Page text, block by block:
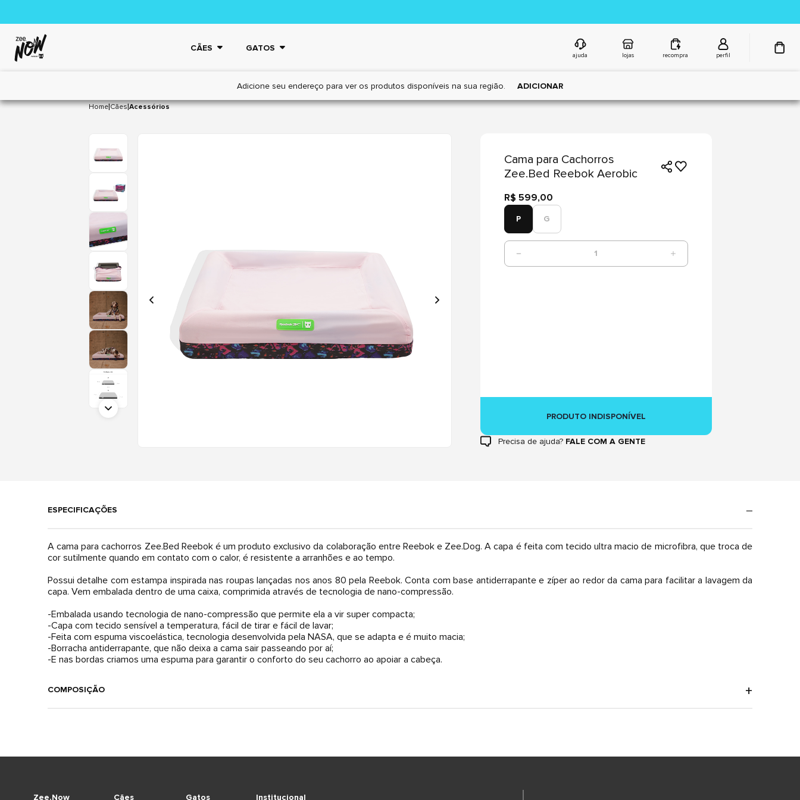
CÃES GATOS
ajuda lojas recompra perfil
Adicione seu endereço para ver os produtos disponíveis na sua região. ADICIONAR
Home|Cães|Acessórios
Cama para Cachorros
Zee.Bed Reebok Aerobic
R$ 599,00
P G
1
PRODUTO INDISPONÍVEL
Precisa de ajuda? FALE COM A GENTE
ESPECIFICAÇÕES
A cama para cachorros Zee.Bed Reebok é um produto exclusivo da colaboração entre Reebok e Zee.Dog. A capa é feita com tecido ultra macio de microfibra, que troca de
cor sutilmente quando em contato com o calor, é resistente a arranhões e ao tempo.
Possui detalhe com estampa inspirada nas roupas lançadas nos anos 80 pela Reebok. Conta com base antiderrapante e zíper ao redor da cama para facilitar a lavagem da
capa. Vem embalada dentro de uma caixa, comprimida através de tecnologia de nano-compressão.
-Embalada usando tecnologia de nano-compressão que permite ela a vir super compacta;
-Capa com tecido sensível a temperatura, fácil de tirar e fácil de lavar;
-Feita com espuma viscoelástica, tecnologia desenvolvida pela NASA, que se adapta e é muito macia;
-Borracha antiderrapante, que não deixa a cama sair passeando por aí;
-E nas bordas criamos uma espuma para garantir o conforto do seu cachorro ao apoiar a cabeça.
COMPOSIÇÃO
Cães Gatos
Zee.Now Institucional